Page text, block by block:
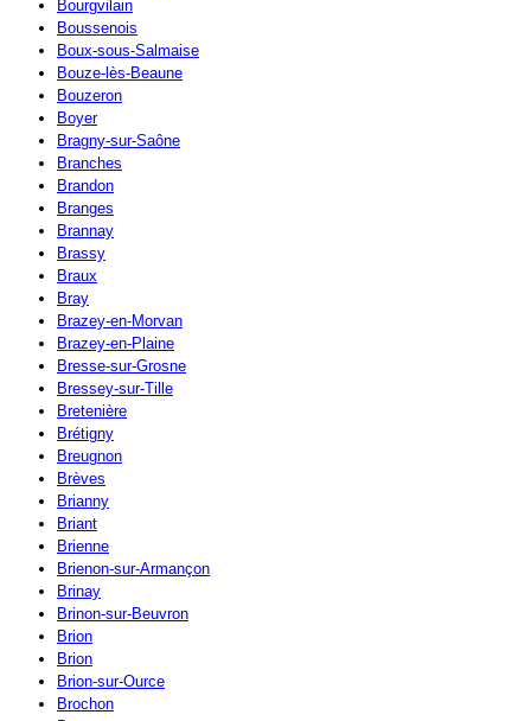
Bourgvilain
Boussenois
Boux-sous-Salmaise
Bouze-lès-Beaune
Bouzeron
Boyer
Bragny-sur-Saône
Branches
Brandon
Branges
Brannay
Brassy
Braux
Bray
Brazey-en-Morvan
Brazey-en-Plaine
Bresse-sur-Grosne
Bressey-sur-Tille
Bretenière
Brétigny
Breugnon
Brèves
Brianny
Briant
Brienne
Brienon-sur-Armançon
Brinay
Brinon-sur-Beuvron
Brion
Brion
Brion-sur-Ource
Brochon